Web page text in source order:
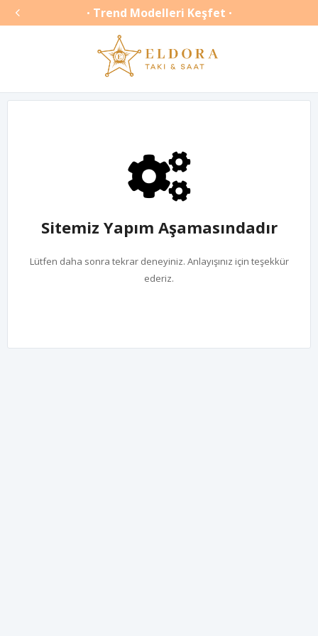
 • Trend Modelleri Keşfet •
Sitemiz Yapım Aşamasındadır
Lütfen daha sonra tekrar deneyiniz. Anlayışınız için teşekkür
ederiz.